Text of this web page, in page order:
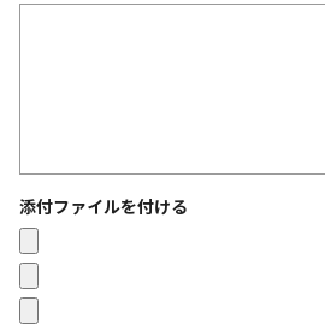
添付ファイルを付ける